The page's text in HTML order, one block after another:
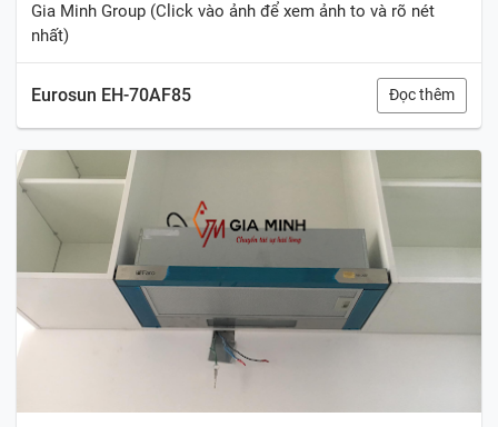
Gia Minh Group (Click vào ảnh để xem ảnh to và rõ nét
nhất)
Eurosun EH-70AF85 Đọc thêm